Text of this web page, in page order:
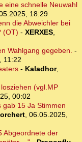
eine schnelle Neuwahl
18:29
die Abweichler bei
(OT) - XERXES,
Wahlgang gegeben. -
11:22
- Kaladhor,
(vgl.MP
00:02
gab 15 Ja Stimmen
, 06.05.2025,
Abgeordnete der